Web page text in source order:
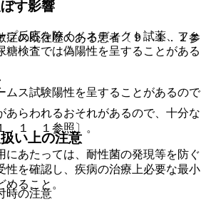
す影響
反応を除くベネディクト試薬、フェ
糖検査では偽陽性を呈することがある
ス試験陽性を呈することがあるので
い上の注意
時の注意
症の既往歴のある患者〔９．１．１参
らわれるおそれがあるので、十分な
１．１参照〕。
あたっては、耐性菌の発現等を防ぐ
性を確認し、疾病の治療上必要な最小
ること。